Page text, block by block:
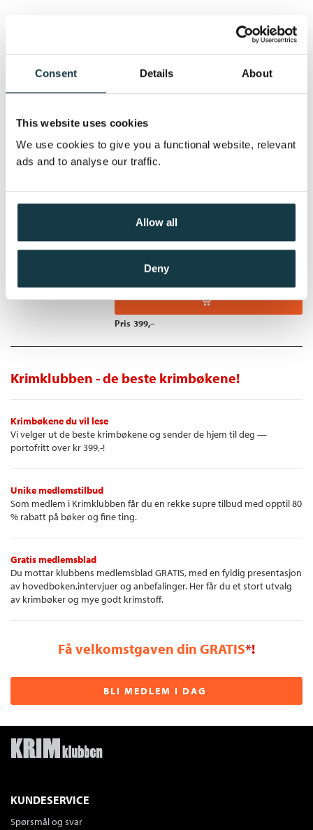
Consent Details About
This website uses cookies
We use cookies to give you a functional website, relevant
ads and to analyse our traffic.
Allow all
Deny
Pris 399,–
Deilig er jorden, merkverdig
er Guds himmel
Mary Higgins Clark
Nedlastbar lydbok
Pris 399,–
Krimklubben - de beste krimbøkene!
Krimbøkene du vil lese
Vi velger ut de beste krimbøkene og sender de hjem til deg —
portofritt over kr 399,-!
Unike medlemstilbud
Som medlem i Krimklubben får du en rekke supre tilbud med opptil 80
% rabatt på bøker og fine ting.
Gratis medlemsblad
Du mottar klubbens medlemsblad GRATIS, med en fyldig presentasjon
av hovedboken,intervjuer og anbefalinger. Her får du et stort utvalg
av krimbøker og mye godt krimstoff.
Få velkomstgaven din GRATIS*!
BLI MEDLEM I DAG
KUNDESERVICE
Spørsmål og svar